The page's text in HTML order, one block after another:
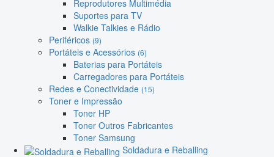
Reprodutores Multimédia
Suportes para TV
Walkie Talkies e Rádio
Periféricos (9)
Portáteis e Acessórios (6)
Baterias para Portáteis
Carregadores para Portáteis
Redes e Conectividade (15)
Toner e Impressão
Toner HP
Toner Outros Fabricantes
Toner Samsung
Soldadura e Reballing